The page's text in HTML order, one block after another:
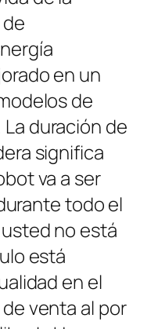
en un
de
duración de
significa
va a ser
todo el
no está
está
en el
venta al por